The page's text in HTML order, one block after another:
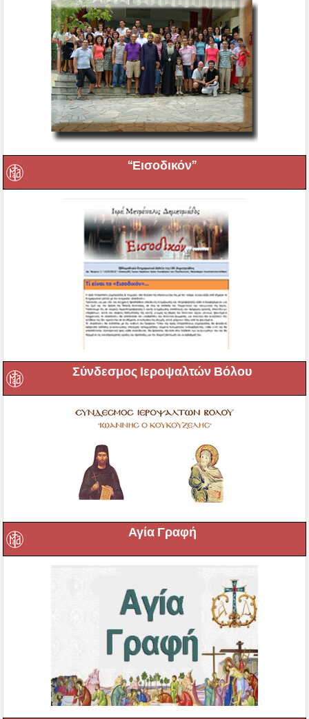
“Εισοδικόν”
Σύνδεσμος Ιεροψαλτών Βόλου
Αγία Γραφή